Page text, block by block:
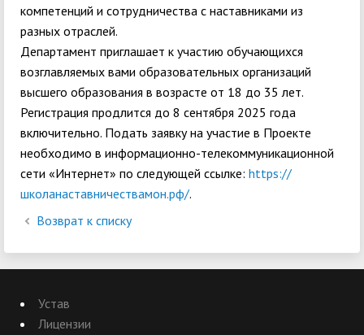
компетенций и сотрудничества с наставниками из
разных отраслей.
Департамент приглашает к участию обучающихся
возглавляемых вами образовательных организаций
высшего образования в возрасте от 18 до 35 лет.
Регистрация продлится до 8 сентября 2025 года
включительно. Подать заявку на участие в Проекте
необходимо в информационно-телекоммуникационной
сети «Интернет» по следующей ссылке: https://
школанаставничествамон.рф/.
Возврат к списку
Устав
Лицензии